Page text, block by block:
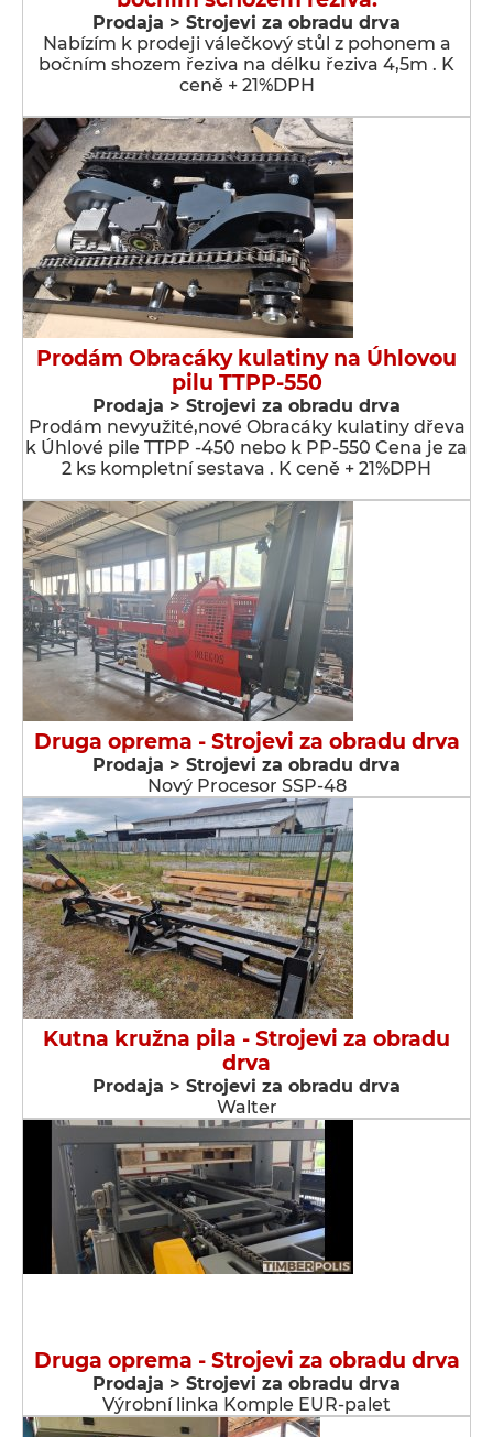
Prodaja > Strojevi za obradu drva
Nabízím k prodeji válečkový stůl z pohonem a
bočním shozem řeziva na délku řeziva 4,5m . K
ceně + 21%DPH
Prodám Obracáky kulatiny na Úhlovou
pilu TTPP-550
Prodaja > Strojevi za obradu drva
Prodám nevyužité,nové Obracáky kulatiny dřeva
k Úhlové pile TTPP -450 nebo k PP-550 Cena je za
2 ks kompletní sestava . K ceně + 21%DPH
Druga oprema - Strojevi za obradu drva
Prodaja > Strojevi za obradu drva
Nový Procesor SSP-48
Kutna kružna pila - Strojevi za obradu
drva
Prodaja > Strojevi za obradu drva
Walter
Druga oprema - Strojevi za obradu drva
Prodaja > Strojevi za obradu drva
Výrobní linka Komple EUR-palet